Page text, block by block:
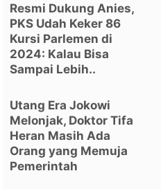
Resmi Dukung Anies,
PKS Udah Keker 86
Kursi Parlemen di
2024: Kalau Bisa
Sampai Lebih..
Utang Era Jokowi
Melonjak, Doktor Tifa
Heran Masih Ada
Orang yang Memuja
Pemerintah